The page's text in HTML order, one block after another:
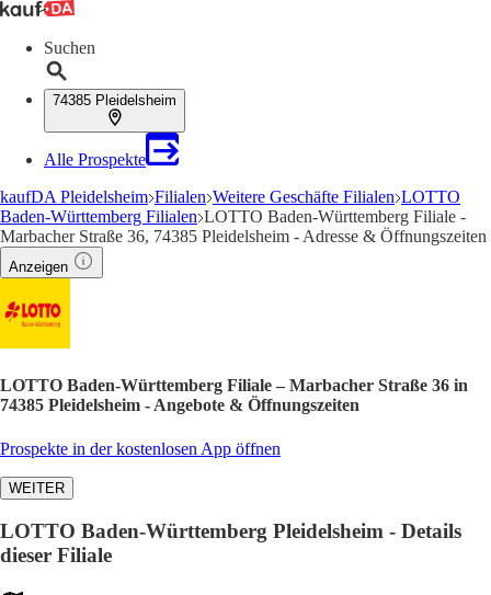
Suchen
74385 Pleidelsheim
Alle Prospekte
kaufDA Pleidelsheim Filialen Weitere Geschäfte Filialen LOTTO
Baden-Württemberg Filialen LOTTO Baden-Württemberg Filiale -
Marbacher Straße 36, 74385 Pleidelsheim - Adresse & Öffnungszeiten
Anzeigen
LOTTO Baden-Württemberg Filiale – Marbacher Straße 36 in
74385 Pleidelsheim - Angebote & Öffnungszeiten
Prospekte in der kostenlosen App öffnen
WEITER
LOTTO Baden-Württemberg Pleidelsheim - Details
dieser Filiale